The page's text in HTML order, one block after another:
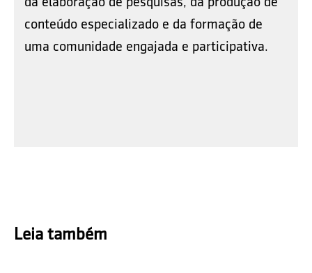
conteúdo especializado e da formação de
uma comunidade engajada e participativa.
Leia também